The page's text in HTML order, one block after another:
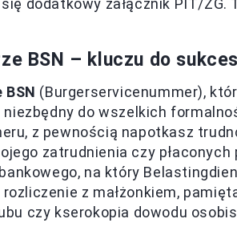
dodatkowy załącznik PIT/
BSN – kluczu do
BSN (Burgerservicenummer),
do wszelkich
z pewnością napotkasz
zatrudnienia czy
na który
z małżonkiem,
czy kserokopia dowodu